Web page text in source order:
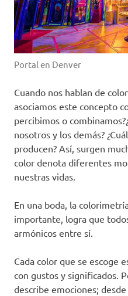
Portal en Denver
Cuando nos hablan de
asociamos este concepto
percibimos o
nosotros y los demás?
producen? Así, surgen
color denota diferentes
nuestras vidas.
En una boda, la
importante, logra que
armónicos entre sí.
Cada color que se escoge
con gustos y significados.
describe emociones;